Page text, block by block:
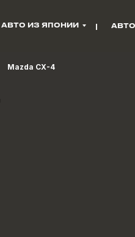
АВТО ИЗ ЯПОНИИ
Mazda CX-4